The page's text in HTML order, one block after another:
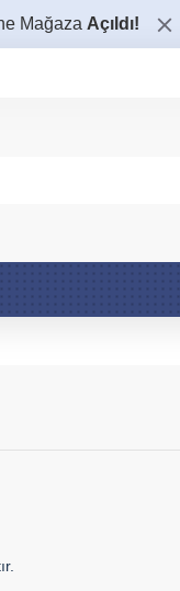
Mağaza Açıldı!